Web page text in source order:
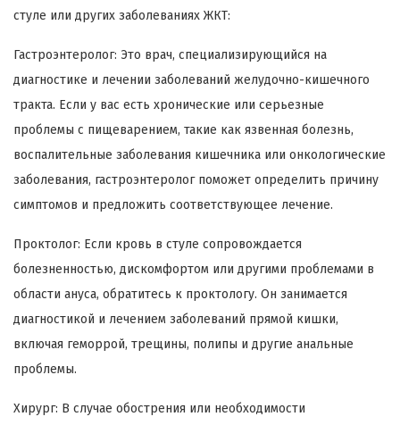
стуле или других заболеваниях ЖКТ:
Гастроэнтеролог: Это врач, специализирующийся на
диагностике и лечении заболеваний желудочно-кишечного
тракта. Если у вас есть хронические или серьезные
проблемы с пищеварением, такие как язвенная болезнь,
воспалительные заболевания кишечника или онкологические
заболевания, гастроэнтеролог поможет определить причину
симптомов и предложить соответствующее лечение.
Проктолог: Если кровь в стуле сопровождается
болезненностью, дискомфортом или другими проблемами в
области ануса, обратитесь к проктологу. Он занимается
диагностикой и лечением заболеваний прямой кишки,
включая геморрой, трещины, полипы и другие анальные
проблемы.
Хирург: В случае обострения или необходимости